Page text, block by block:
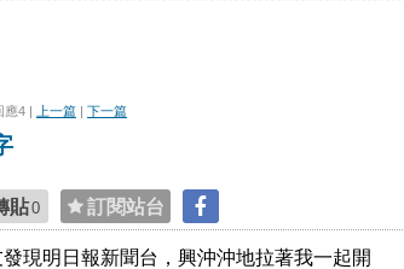
應4 | 上一篇 | 下一篇
貼0 訂閱站台
現明日報新聞台，興沖沖地拉著我一起開